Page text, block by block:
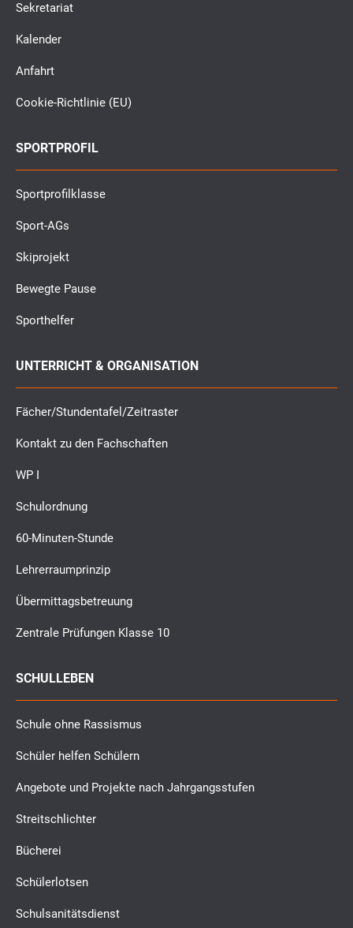
Sekretariat
Kalender
Anfahrt
Cookie-Richtlinie (EU)
SPORTPROFIL
Sportprofilklasse
Sport-AGs
Skiprojekt
Bewegte Pause
Sporthelfer
UNTERRICHT & ORGANISATION
Fächer/Stundentafel/Zeitraster
Kontakt zu den Fachschaften
WP I
Schulordnung
60-Minuten-Stunde
Lehrerraumprinzip
Übermittagsbetreuung
Zentrale Prüfungen Klasse 10
SCHULLEBEN
Schule ohne Rassismus
Schüler helfen Schülern
Angebote und Projekte nach Jahrgangsstufen
Streitschlichter
Bücherei
Schülerlotsen
Schulsanitätsdienst